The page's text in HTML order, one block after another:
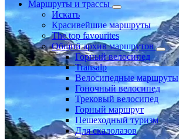
Маршруты и трассы
Искать
Красивейшие маршруты
The top favourites
Общий архив маршрутов
Горный велосипед
Transalp
Велосипедные маршруты
Гоночный велосипед
Трековый велосипед
Горный маршрут
Пешеходный туризм
Для скалолазов